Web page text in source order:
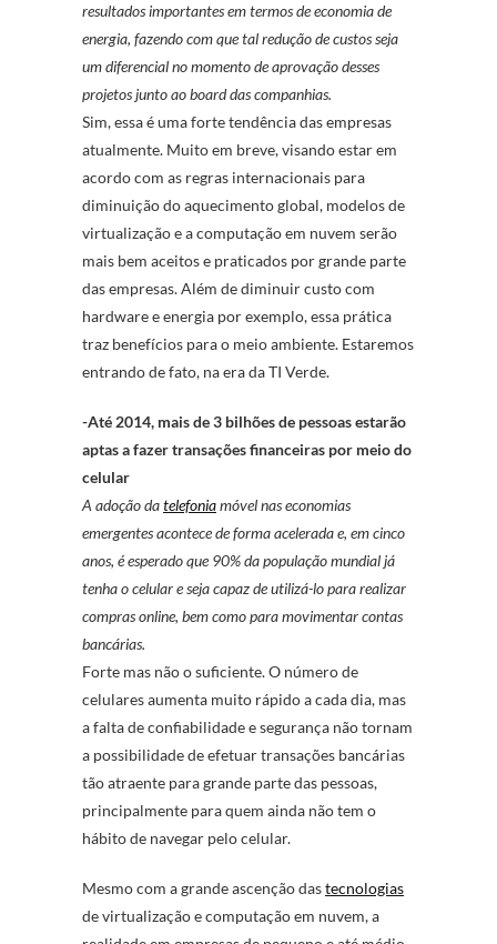
resultados importantes em termos de economia de
energia, fazendo com que tal redução de custos seja
um diferencial no momento de aprovação desses
projetos junto ao board das companhias.
Sim, essa é uma forte tendência das empresas
atualmente. Muito em breve, visando estar em
acordo com as regras internacionais para
diminuição do aquecimento global, modelos de
virtualização e a computação em nuvem serão
mais bem aceitos e praticados por grande parte
das empresas. Além de diminuir custo com
hardware e energia por exemplo, essa prática
traz benefícios para o meio ambiente. Estaremos
entrando de fato, na era da TI Verde.
-Até 2014, mais de 3 bilhões de pessoas estarão
aptas a fazer transações financeiras por meio do
celular
A adoção datelefoniamóvel nas economias
emergentes acontece de forma acelerada e, em cinco
anos, é esperado que 90% da população mundial já
tenha o celular e seja capaz de utilizá-lo para realizar
compras online, bem como para movimentar contas
bancárias.
Forte mas não o suficiente. O número de
celulares aumenta muito rápido a cada dia, mas
a falta de confiabilidade e segurança não tornam
a possibilidade de efetuar transações bancárias
tão atraente para grande parte das pessoas,
principalmente para quem ainda não tem o
hábito de navegar pelo celular.
Mesmo com a grande ascenção dastecnologias
de virtualização e computação em nuvem, a